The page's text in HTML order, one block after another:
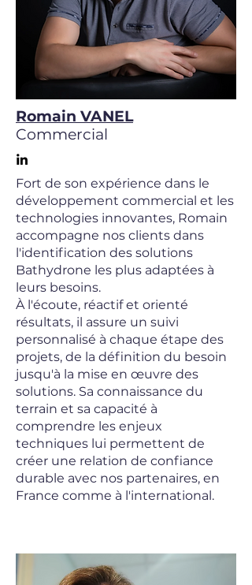
Romain VANEL
Commercial
Fort de son expérience dans le
développement commercial et les
technologies innovantes, Romain
accompagne nos clients dans
l'identification des solutions
Bathydrone les plus adaptées à
leurs besoins.
À l'écoute, réactif et orienté
résultats, il assure un suivi
personnalisé à chaque étape des
projets, de la définition du besoin
jusqu'à la mise en œuvre des
solutions. Sa connaissance du
terrain et sa capacité à
comprendre les enjeux
techniques lui permettent de
créer une relation de confiance
durable avec nos partenaires, en
France comme à l'international.